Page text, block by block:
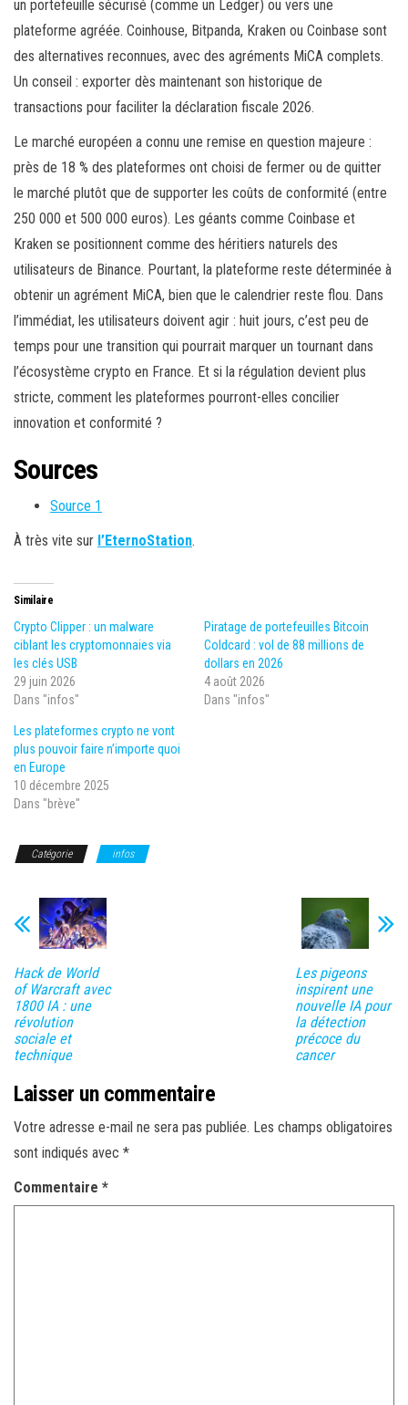
un portefeuille sécurisé (comme un Ledger) ou vers une
plateforme agréée. Coinhouse, Bitpanda, Kraken ou Coinbase sont
des alternatives reconnues, avec des agréments MiCA complets.
Un conseil : exporter dès maintenant son historique de
transactions pour faciliter la déclaration fiscale 2026.
Le marché européen a connu une remise en question majeure :
près de 18 % des plateformes ont choisi de fermer ou de quitter
le marché plutôt que de supporter les coûts de conformité (entre
250 000 et 500 000 euros). Les géants comme Coinbase et
Kraken se positionnent comme des héritiers naturels des
utilisateurs de Binance. Pourtant, la plateforme reste déterminée à
obtenir un agrément MiCA, bien que le calendrier reste flou. Dans
l’immédiat, les utilisateurs doivent agir : huit jours, c’est peu de
temps pour une transition qui pourrait marquer un tournant dans
l’écosystème crypto en France. Et si la régulation devient plus
stricte, comment les plateformes pourront-elles concilier
innovation et conformité ?
Sources
Source 1
À très vite sur l’EternoStation.
Similaire
Crypto Clipper : un malware
ciblant les cryptomonnaies via
les clés USB
29 juin 2026
Dans "infos"
Piratage de portefeuilles Bitcoin
Coldcard : vol de 88 millions de
dollars en 2026
4 août 2026
Dans "infos"
Les plateformes crypto ne vont
plus pouvoir faire n’importe quoi
en Europe
10 décembre 2025
Dans "brève"
Catégorie infos
Hack de World
of Warcraft avec
1800 IA : une
révolution
sociale et
technique
Les pigeons
inspirent une
nouvelle IA pour
la détection
précoce du
cancer
Laisser un commentaire
Votre adresse e-mail ne sera pas publiée. Les champs obligatoires
sont indiqués avec *
Commentaire *